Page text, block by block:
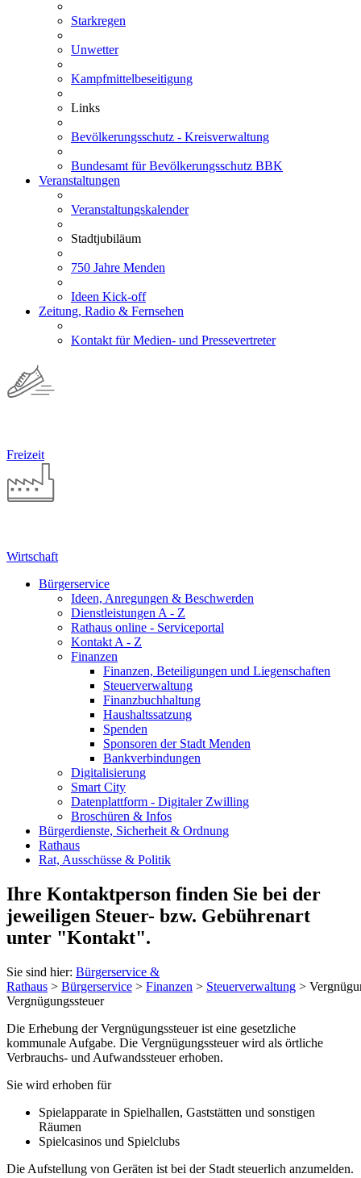
Starkregen
Unwetter
Kampfmittelbeseitigung
Links
Bevölkerungsschutz - Kreisverwaltung
Bundesamt für Bevölkerungsschutz BBK
Veranstaltungen
Veranstaltungskalender
Stadtjubiläum
750 Jahre Menden
Ideen Kick-off
Zeitung, Radio & Fernsehen
Kontakt für Medien- und Pressevertreter
Freizeit
Wirtschaft
Bürgerservice
Ideen, Anregungen & Beschwerden
Dienstleistungen A - Z
Rathaus online - Serviceportal
Kontakt A - Z
Finanzen
Finanzen, Beteiligungen und Liegenschaften
Steuerverwaltung
Finanzbuchhaltung
Haushaltssatzung
Spenden
Sponsoren der Stadt Menden
Bankverbindungen
Digitalisierung
Smart City
Datenplattform - Digitaler Zwilling
Broschüren & Infos
Bürgerdienste, Sicherheit & Ordnung
Rathaus
Rat, Ausschüsse & Politik
Ihre Kontaktperson finden Sie bei der
jeweiligen Steuer- bzw. Gebührenart
unter "Kontakt".
Sie sind hier: Bürgerservice &
Rathaus > Bürgerservice > Finanzen > Steuerverwaltung >
Vergnügungssteuer
Die Erhebung der Vergnügungssteuer ist eine gesetzliche
kommunale Aufgabe. Die Vergnügungssteuer wird als örtliche
Verbrauchs- und Aufwandssteuer erhoben.
Sie wird erhoben für
Spielapparate in Spielhallen, Gaststätten und sonstigen
Räumen
Spielcasinos und Spielclubs
Die Aufstellung von Geräten ist bei der Stadt steuerlich anzumelden.